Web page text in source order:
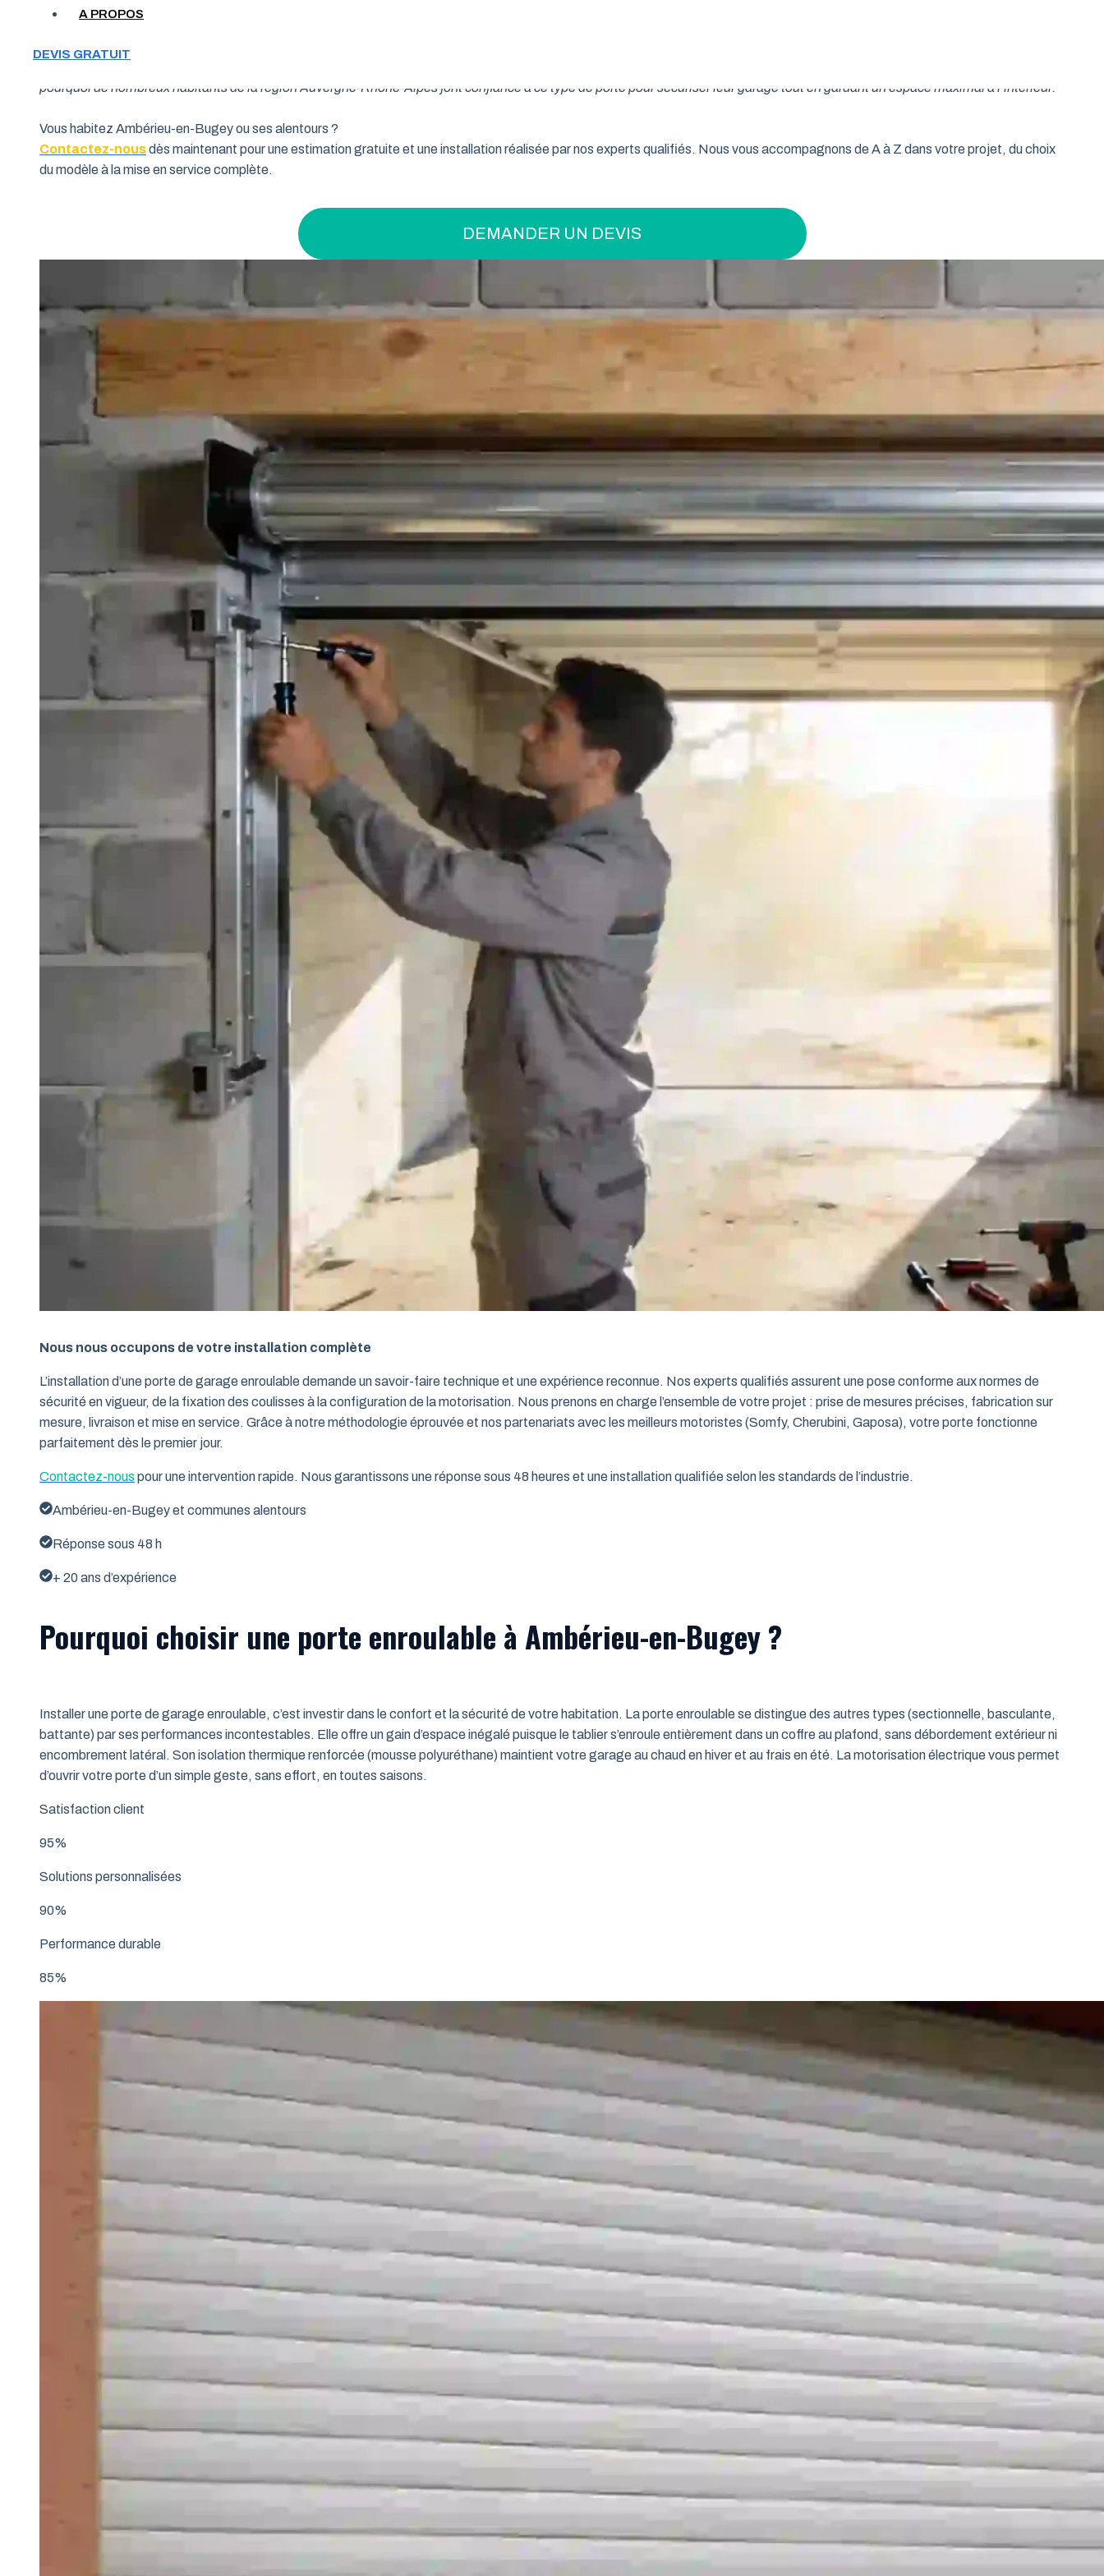
A PROPOS
DEVIS GRATUIT
pourquoi de nombreux habitants de la région Auvergne-Rhône-Alpes font confiance à ce type de porte pour sécuriser leur garage tout en gardant un espace maximal à l’intérieur.
Vous habitez Ambérieu-en-Bugey ou ses alentours ?
Contactez-nousdès maintenant pour une estimation gratuite et une installation réalisée par nos experts qualifiés. Nous vous accompagnons de A à Z dans votre projet, du choix
du modèle à la mise en service complète.
DEMANDER UN DEVIS
Nous nous occupons de votre installation complète
L’installation d’une porte de garage enroulable demande un savoir-faire technique et une expérience reconnue. Nos experts qualifiés assurent une pose conforme aux normes de
sécurité en vigueur, de la fixation des coulisses à la configuration de la motorisation. Nous prenons en charge l’ensemble de votre projet : prise de mesures précises, fabrication sur
mesure, livraison et mise en service. Grâce à notre méthodologie éprouvée et nos partenariats avec les meilleurs motoristes (Somfy, Cherubini, Gaposa), votre porte fonctionne
parfaitement dès le premier jour.
Contactez-nous pour une intervention rapide. Nous garantissons une réponse sous 48 heures et une installation qualifiée selon les standards de l’industrie.
Ambérieu-en-Bugey et communes alentours
Réponse sous 48 h
+ 20 ans d’expérience
Pourquoi choisir une porte enroulable à Ambérieu-en-Bugey ?
Installer une porte de garage enroulable, c’est investir dans le confort et la sécurité de votre habitation. La porte enroulable se distingue des autres types (sectionnelle, basculante,
battante) par ses performances incontestables. Elle offre un gain d’espace inégalé puisque le tablier s’enroule entièrement dans un coffre au plafond, sans débordement extérieur ni
encombrement latéral. Son isolation thermique renforcée (mousse polyuréthane) maintient votre garage au chaud en hiver et au frais en été. La motorisation électrique vous permet
d’ouvrir votre porte d’un simple geste, sans effort, en toutes saisons.
Satisfaction client
95%
Solutions personnalisées
90%
Performance durable
85%